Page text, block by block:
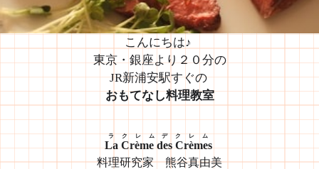
こんにちは♪
東京・銀座より２０分の
JR新浦安駅すぐの
おもてなし料理教室
La Crème des Crèmes
ラクレムデクレム
料理研究家 熊谷真由美